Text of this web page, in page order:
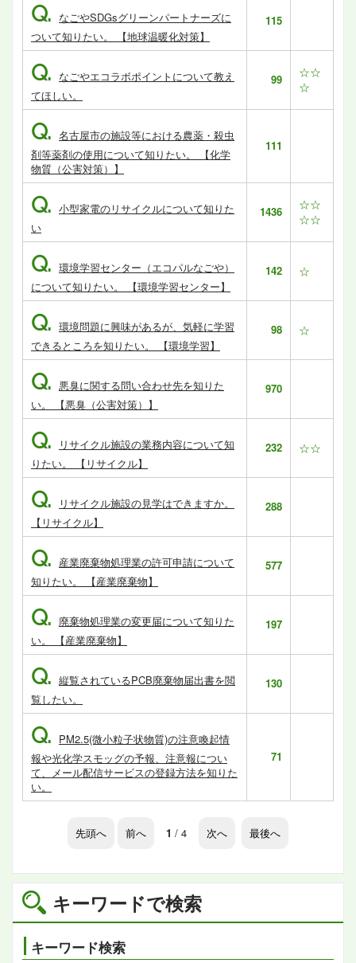
キーワードで検索
キーワード検索
Q. なごやSDGsグリーンパートナーズに
ついて知りたい。 【地球温暖化対策】
115
Q. なごやエコラボポイントについて教え
てほしい。
99
☆☆
☆
Q. 名古屋市の施設等における農薬・殺虫
剤等薬剤の使用について知りたい。 【化学
物質（公害対策）】
111
Q. 小型家電のリサイクルについて知りた
い
1436
☆☆
☆☆
Q. 環境学習センター（エコパルなごや）
について知りたい。 【環境学習センター】
142 ☆
Q. 環境問題に興味があるが、気軽に学習
できるところを知りたい。 【環境学習】
98 ☆
Q. 悪臭に関する問い合わせ先を知りた
い。 【悪臭（公害対策）】
970
Q.
リサイクル施設の業務内容について知
りたい。 【リサイクル】
232 ☆☆
Q.
リサイクル施設の見学はできますか。
【リサイクル】
288
Q. 産業廃棄物処理業の許可申請について
知りたい。 【産業廃棄物】
577
Q. 廃棄物処理業の変更届について知りた
い。 【産業廃棄物】
197
Q. 縦覧されているPCB廃棄物届出書を閲
覧したい。
130
Q. PM2.5(微小粒子状物質)の注意喚起情
報や光化学スモッグの予報、注意報につい
て、メール配信サービスの登録方法を知りた
い。
71
先頭へ 前へ 1 / 4 次へ 最後へ